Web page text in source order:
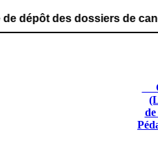
dossiers de
de